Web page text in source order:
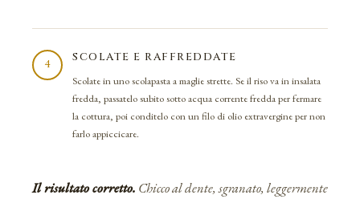
4
SCOLATE E RAFFREDDATE
Scolate in uno scolapasta a maglie strette. Se il riso va in insalata
fredda, passatelo subito sotto acqua corrente fredda per fermare
la cottura, poi conditelo con un filo di olio extravergine per non
farlo appiccicare.
Il risultato corretto. Chicco al dente, sgranato, leggermente